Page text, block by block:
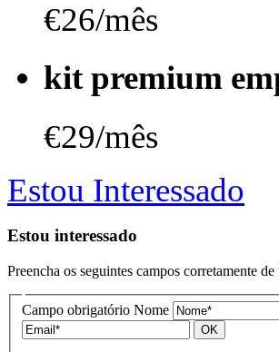
€26/mês
kit premium
€29/mês
Estou Interessado
Estou interessado
Preencha os seguintes campos corretamente
Campo obrigatório Nome
OK